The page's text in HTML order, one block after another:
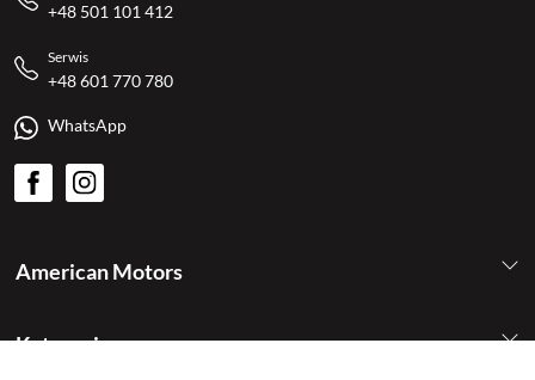
American Motors
Kategorie
+48 501 101 412
Serwis
+48 601 770 780
WhatsApp